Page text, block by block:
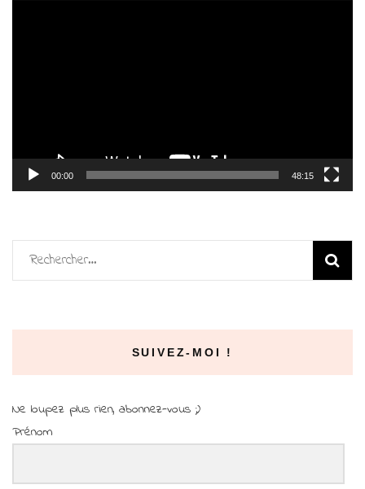
00:00 48:15
Rechercher :
SUIVEZ-MOI !
Ne loupez plus rien, abonnez-vous ;)
Prénom